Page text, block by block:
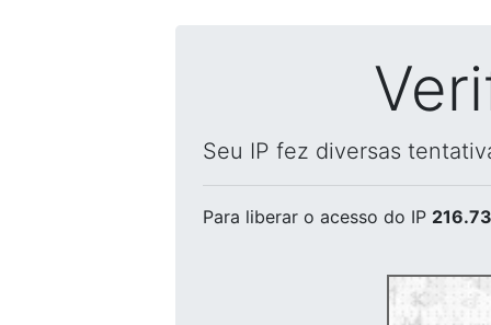
Seu IP fez diversas
Para liberar o acesso do IP